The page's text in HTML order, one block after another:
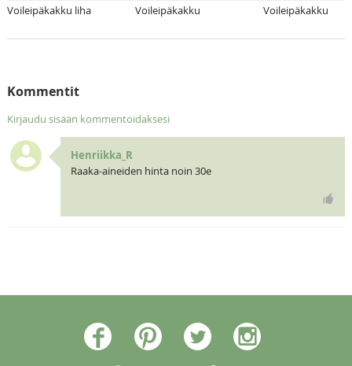
Voileipäkakku liha Voileipäkakku Voileipäkakku
Kommentit
Kirjaudu sisään kommentoidaksesi
Henriikka_R
Raaka-aineiden hinta noin 30e